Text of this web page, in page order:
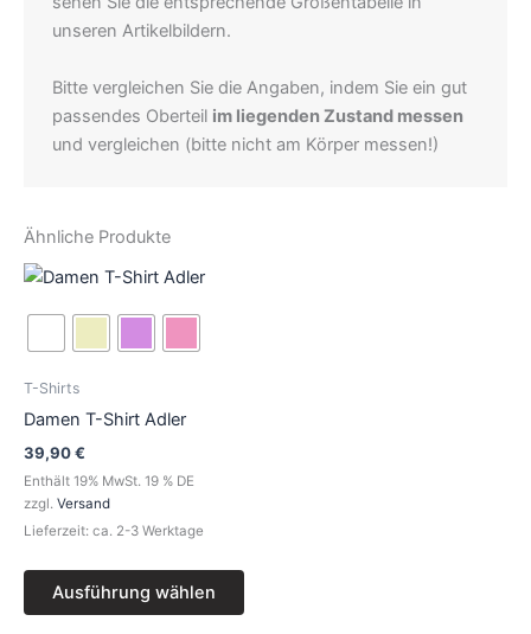
unseren Artikelbildern.
Bitte vergleichen Sie die Angaben, indem Sie ein gut
passendes Oberteil im liegenden Zustand messen
und vergleichen (bitte nicht am Körper messen!)
Ähnliche Produkte
T-Shirts
Damen T-Shirt Adler
39,90€
Enthält 19% MwSt. 19 % DE
zzgl. Versand
Lieferzeit: ca. 2-3 Werktage
Ausführung wählen
gewählt